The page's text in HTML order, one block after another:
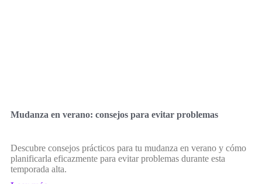
Mudanza en verano: consejos para evitar problemas
Descubre consejos prácticos para tu mudanza en verano y cómo
planificarla eficazmente para evitar problemas durante esta
temporada alta.